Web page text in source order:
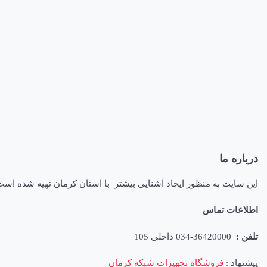
درباره ما
این سایت به منظور ایجاد آشنایی بیشتر با استان کرمان تهیه شده
اطلاعات تماس
تلفن :
پیشنهاد : فروشگاه تجهیزات شبکه کرمان